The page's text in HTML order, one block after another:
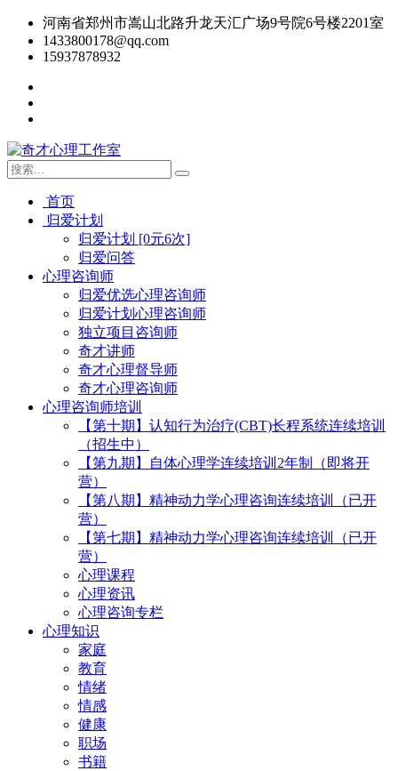
河南省郑州市嵩山北路升龙天汇广场9号院6号楼2201室
1433800178@qq.com
15937878932
首页
归爱计划
归爱计划 [0元6次]
归爱问答
心理咨询师
归爱优选心理咨询师
归爱计划心理咨询师
独立项目咨询师
奇才讲师
奇才心理督导师
奇才心理咨询师
心理咨询师培训
【第十期】认知行为治疗(CBT)长程系统连续培训
（招生中）
【第九期】自体心理学连续培训2年制（即将开
营）
【第八期】精神动力学心理咨询连续培训（已开
营）
【第七期】精神动力学心理咨询连续培训（已开
营）
心理课程
心理资讯
心理咨询专栏
心理知识
家庭
教育
情绪
情感
健康
职场
书籍